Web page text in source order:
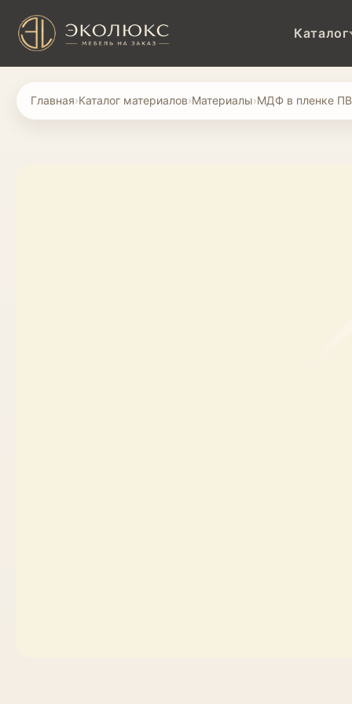
Каталог
Главная›Каталог материалов›Материалы›МДФ в пленке